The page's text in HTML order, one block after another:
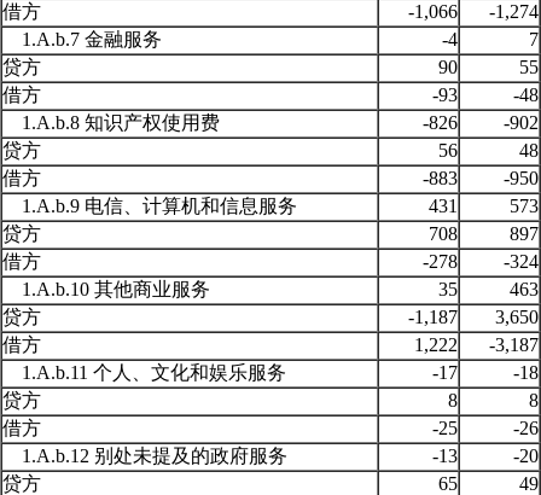
借方
-1,066
-1,274
1.A.b.7 金融服务
-4
7
贷方
90
55
借方
-93
-48
1.A.b.8 知识产权使用费
-826
-902
贷方
56
48
借方
-883
-950
1.A.b.9 电信、计算机和信息服务
431
573
贷方
708
897
借方
-278
-324
1.A.b.10 其他商业服务
35
463
贷方
-1,187
3,650
借方
1,222
-3,187
1.A.b.11 个人、文化和娱乐服务
-17
-18
贷方
8
8
借方
-25
-26
1.A.b.12 别处未提及的政府服务
-13
-20
贷方
65
49